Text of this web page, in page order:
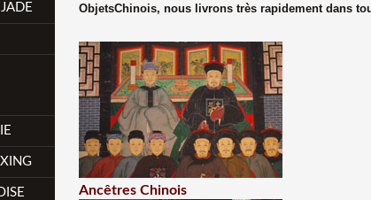
ObjetsChinois, nous livrons très rapidement dans
Ancêtres Chinois